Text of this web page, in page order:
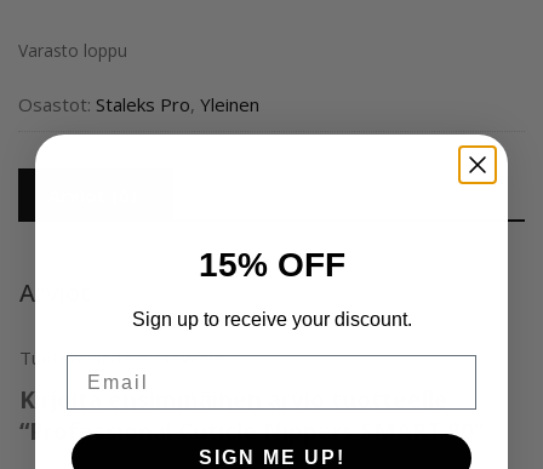
Varasto loppu
Osastot: Staleks Pro, Yleinen
Arviot
Tuotearvioita ei vielä ole.
Kirjoita ensimmäinen arvio tuotteelle
“Professional Cuticle Nippers SMART 80”
15% OFF
Sign up to receive your discount.
SIGN ME UP!